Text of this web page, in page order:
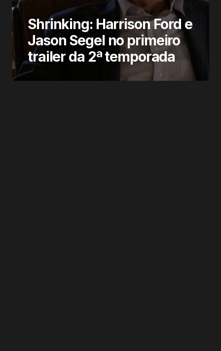
Shrinking: Harrison Ford e
Jason Segel no primeiro
trailer da 2ª temporada